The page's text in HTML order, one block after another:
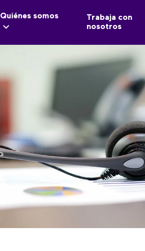
Quiénes somos
Trabaja con
nosotros